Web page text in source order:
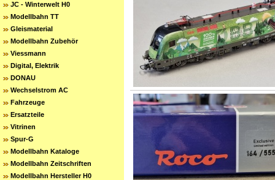
JC - Winterwelt H0
Modellbahn TT
Gleismaterial
Modellbahn Zubehör
Viessmann
Digital, Elektrik
DONAU
Wechselstrom AC
Fahrzeuge
Ersatzteile
Vitrinen
Spur-G
Modellbahn Kataloge
Modellbahn Zeitschriften
Modellbahn Hersteller H0